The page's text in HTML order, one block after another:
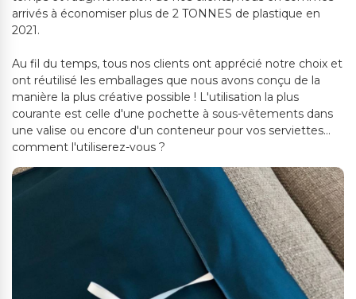
arrivés à économiser plus de 2 TONNES de plastique en
2021.
Au fil du temps, tous nos clients ont apprécié notre choix et
ont réutilisé les emballages que nous avons conçu de la
manière la plus créative possible ! L'utilisation la plus
courante est celle d'une pochette à sous-vêtements dans
une valise ou encore d'un conteneur pour vos serviettes...
comment l'utiliserez-vous ?